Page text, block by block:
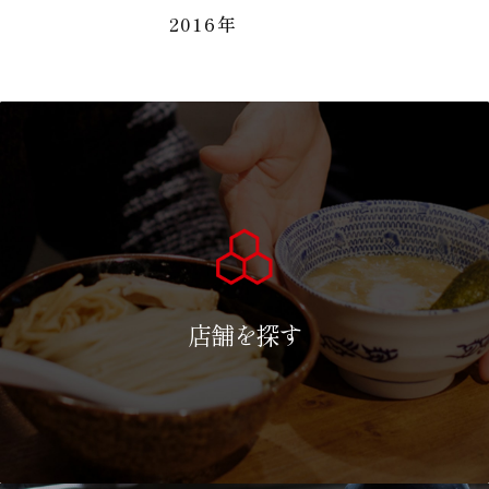
2016年
店舗を探す